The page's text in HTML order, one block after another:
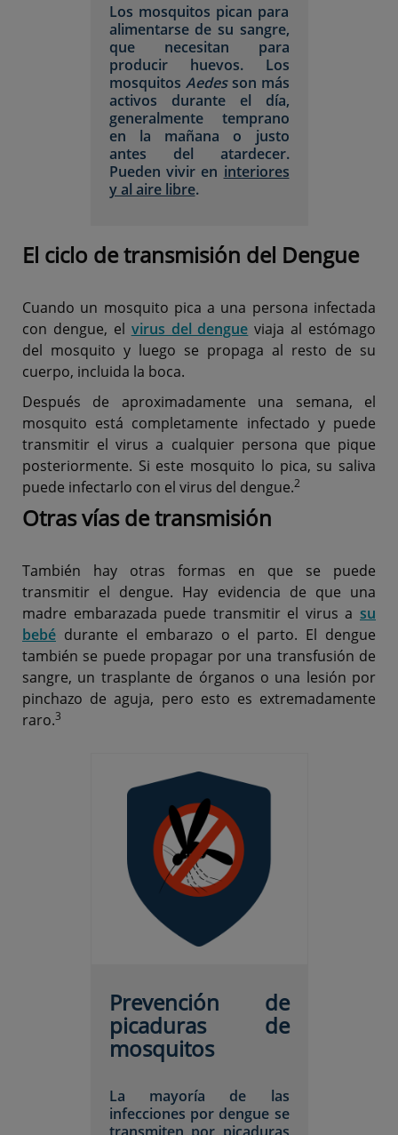
Los mosquitos pican para
alimentarse de su sangre,
que necesitan para
producir huevos. Los
mosquitos Aedesson más
activos durante el día,
generalmente temprano
en la mañana o justo
antes del atardecer.
Pueden vivir en interiores
y al aire libre.
El ciclo de transmisión del Dengue
Cuando un mosquito pica a una persona infectada
con dengue, el virus del dengue viaja al estómago
del mosquito y luego se propaga al resto de su
cuerpo, incluida la boca.
Después de aproximadamente una semana, el
mosquito está completamente infectado y puede
transmitir el virus a cualquier persona que pique
posteriormente. Si este mosquito lo pica, su saliva
puede infectarlo con el virus del dengue.2
Otras vías de transmisión
También hay otras formas en que se puede
transmitir el dengue. Hay evidencia de que una
madre embarazada puede transmitir el virus a su
bebé durante el embarazo o el parto. El dengue
también se puede propagar por una transfusión de
sangre, un trasplante de órganos o una lesión por
pinchazo de aguja, pero esto es extremadamente
raro.3
Prevención de
picaduras de
mosquitos
La mayoría de las
infecciones por dengue se